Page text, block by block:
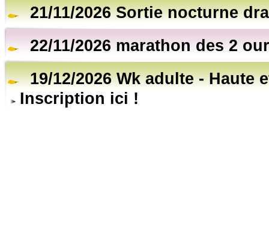
21/11/2026 Sortie nocturne
22/11/2026 marathon des 2
19/12/2026 Wk adulte - Haute
Inscription ici !